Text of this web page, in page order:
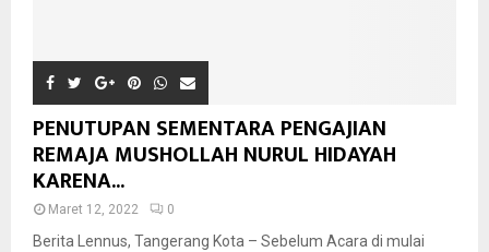
PENUTUPAN SEMENTARA PENGAJIAN
REMAJA MUSHOLLAH NURUL HIDAYAH
KARENA...
Maret 12, 2022 0
Berita Lennus, Tangerang Kota – Sebelum Acara di mulai